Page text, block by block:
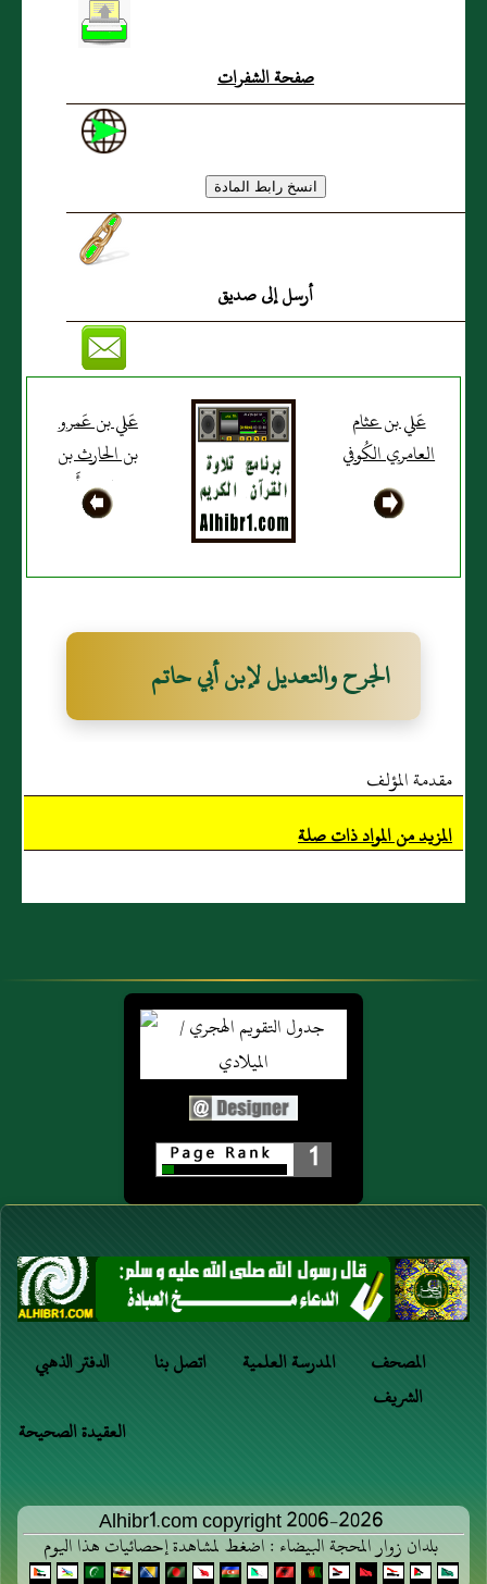
صفحة الشفرات
أرسل إلى صديق
عَلي بن عثام
العامري الكُوفي
عَلي بن عَمرو
بن الحارث بن
سهل بن أَبي
هبيرة الأَنصاري
الجرح والتعديل لإبن أبي حاتم
مقدمة المؤلف
المزيد من المواد ذات صلة
1
الدفتر الذهبي اتصل بنا المدرسة العلمية
المصحف
الشريف
العقيدة الصحيحة
Alhibr1.com copyright 2006-2026
بلدان زوار المحجة البيضاء : اضغط لمشاهدة إحصائيات هذا اليوم